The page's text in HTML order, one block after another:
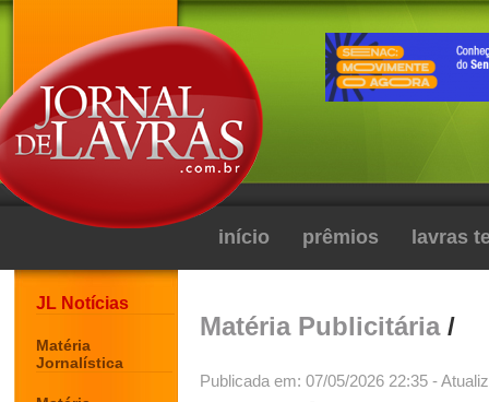
início prêmios lavras
JL Notícias
Matéria
Jornalística
Matéria Publicitária/
Publicada em: 07/05/2026 22:35 -